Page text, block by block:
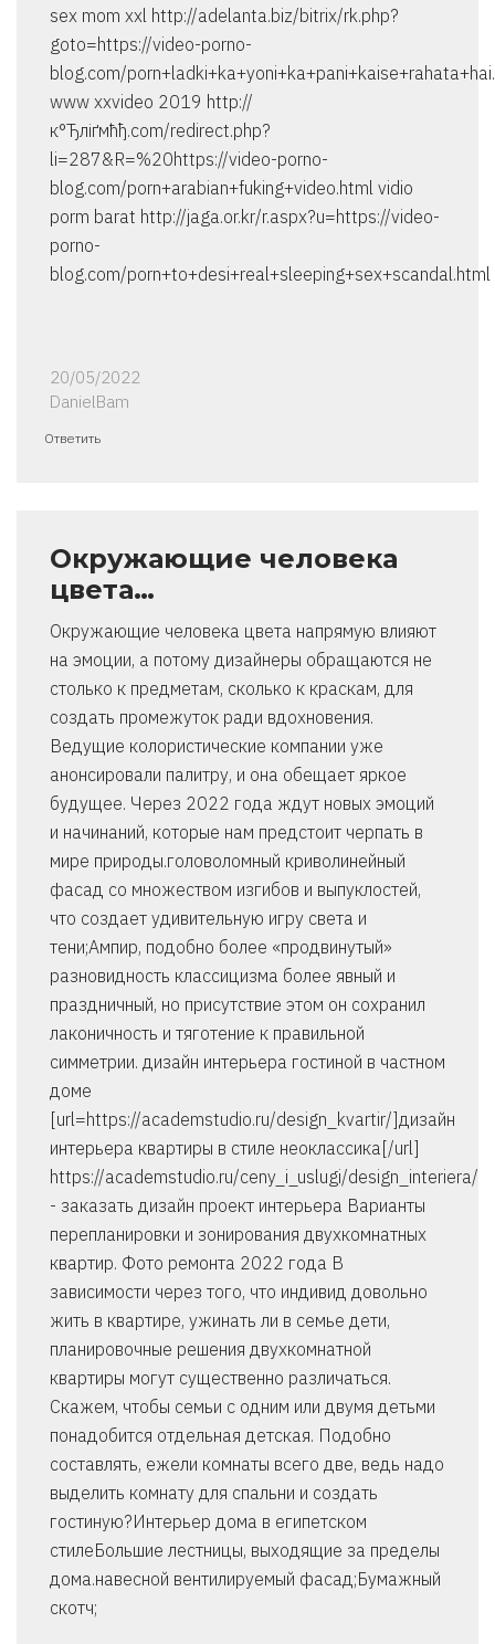
sex mom xxl http://adelanta.biz/bitrix/rk.php?
goto=https://video-porno-
blog.com/
www xxvideo 2019 http://
к°Ђліґмћђ.com/redirect.php?
li=287&R=%20https://video-porno-
blog.com/porn+arabian+fuking+video.html vidio
porm barat http://jaga.or.kr/r.aspx?u=https://video-
porno-
blog.com/porn+to+desi+real+sleeping+sex+scandal.html
20/05/2022
DanielBam
Ответить
Окружающие человека
цвета…
Окружающие человека цвета напрямую влияют
на эмоции, а потому дизайнеры обращаются не
столько к предметам, сколько к краскам, для
создать промежуток ради вдохновения.
Ведущие колористические компании уже
анонсировали палитру, и она обещает яркое
будущее. Через 2022 года ждут новых эмоций
и начинаний, которые нам предстоит черпать в
мире природы.головоломный криволинейный
фасад со множеством изгибов и выпуклостей,
что создает удивительную игру света и
тени;Ампир, подобно более «продвинутый»
разновидность классицизма более явный и
праздничный, но присутствие этом он сохранил
лаконичность и тяготение к правильной
симметрии. дизайн интерьера гостиной в частном
доме
[url=https://academstudio.ru/design_kvartir/]дизайн
интерьера квартиры в стиле неоклассика[/url]
https://academstudio.ru/ceny_i_uslugi/design_interiera/
- заказать дизайн проект интерьера Варианты
перепланировки и зонирования двухкомнатных
квартир. Фото ремонта 2022 года В
зависимости через того, что индивид довольно
жить в квартире, ужинать ли в семье дети,
планировочные решения двухкомнатной
квартиры могут существенно различаться.
Скажем, чтобы семьи с одним или двумя детьми
понадобится отдельная детская. Подобно
составлять, ежели комнаты всего две, ведь надо
выделить комнату для спальни и создать
гостиную?Интерьер дома в египетском
стилеБольшие лестницы, выходящие за пределы
дома.навесной вентилируемый фасад;Бумажный
скотч;